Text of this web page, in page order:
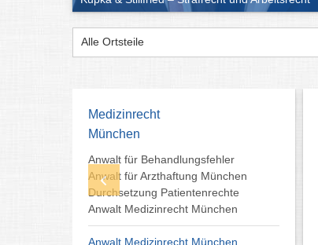
Alle Ortsteile
Medizinrecht
München
Anwalt für Behandlungsfehler
Anwalt für Arzthaftung München
Durchsetzung Patientenrechte
Anwalt Medizinrecht München
Anwalt Medizinrecht München